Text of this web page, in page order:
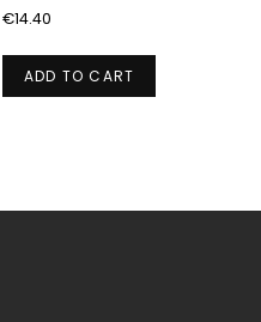
€14.40
ADD TO CART